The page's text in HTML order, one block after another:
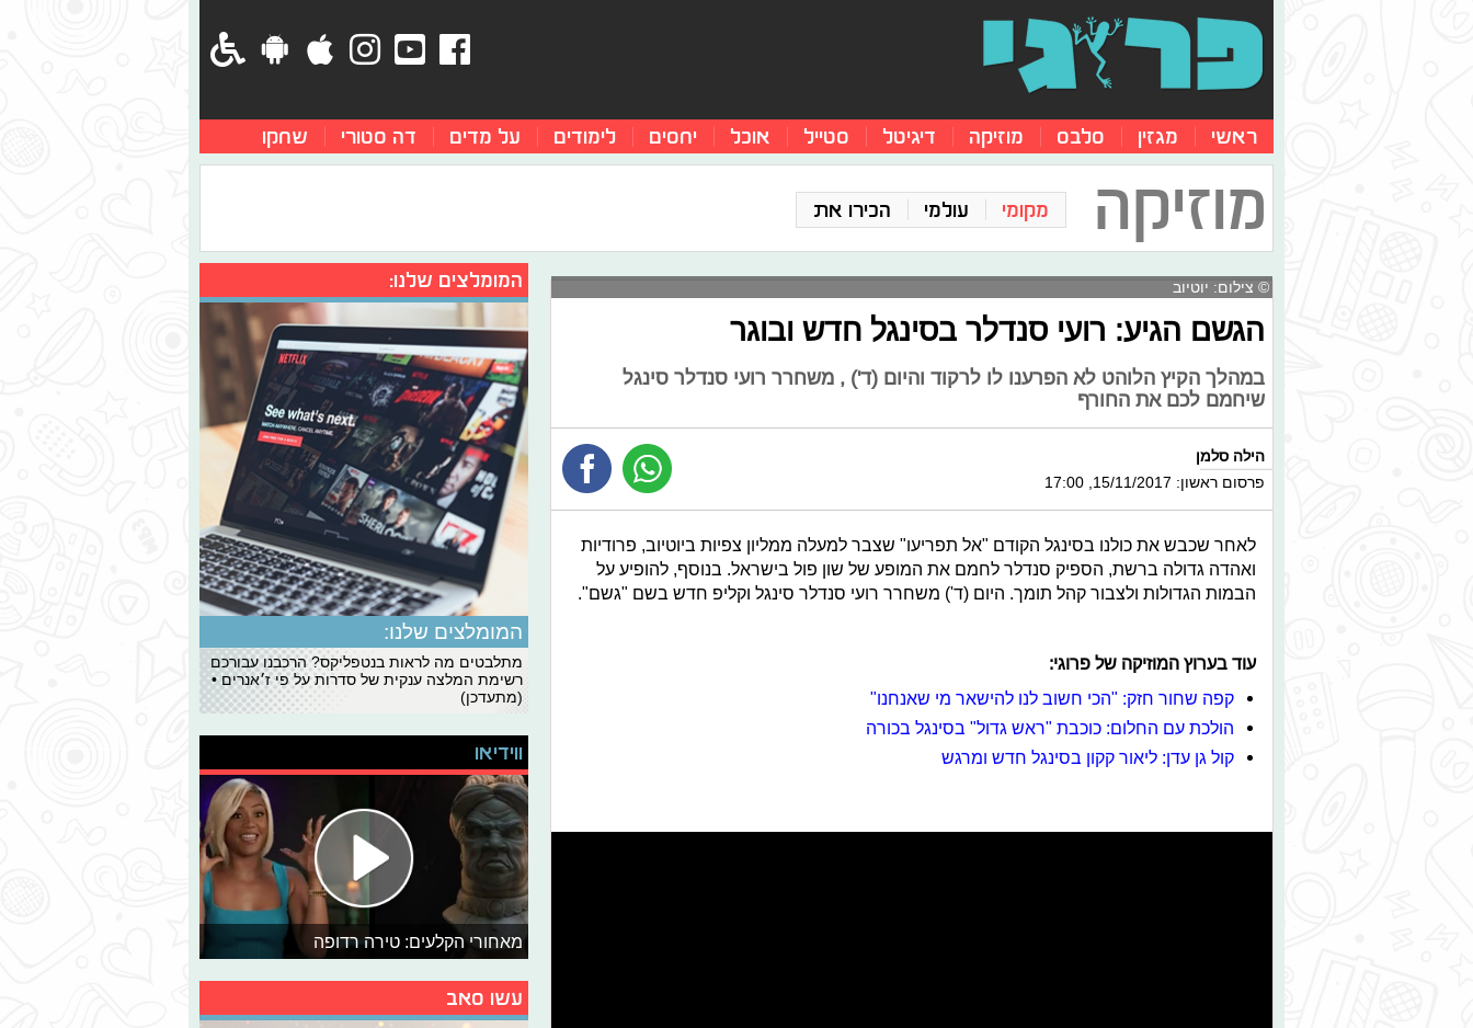
ראשי מגזין סלבס מוזיקה דיגיטל סטייל אוכל יחסים לימודים על מדים דה סטורי שחקו
מוזיקה מקומי עולמי הכירו את
© צילום: יוטיוב
הגשם הגיע: רועי סנדלר בסינגל חדש ובוגר
במהלך הקיץ הלוהט לא הפרענו לו לרקוד והיום (ד') , משחרר רועי סנדלר סינגל
שיחמם לכם את החורף
הילה סלמן
פרסום ראשון: 15/11/2017, 17:00
לאחר שכבש את כולנו בסינגל הקודם "אל תפריעו" שצבר למעלה ממליון צפיות ביוטיוב, פרודיות
ואהדה גדולה ברשת, הספיק סנדלר לחמם את המופע של שון פול בישראל. בנוסף, להופיע על
הבמות הגדולות ולצבור קהל תומך. היום (ד') משחרר רועי סנדלר סינגל וקליפ חדש בשם "גשם".
עוד בערוץ המוזיקה של פרוגי:
קפה שחור חזק: "הכי חשוב לנו להישאר מי שאנחנו"
הולכת עם החלום: כוכבת "ראש גדול" בסינגל בכורה
קול גן עדן: ליאור קקון בסינגל חדש ומרגש
המומלצים שלנו:
המומלצים שלנו:
מתלבטים מה לראות בנטפליקס? הרכבנו עבורכם
רשימת המלצה ענקית של סדרות על פי ז׳אנרים •
(מתעדכן)
ווידיאו
מאחורי הקלעים: טירה רדופה
עשו סאב